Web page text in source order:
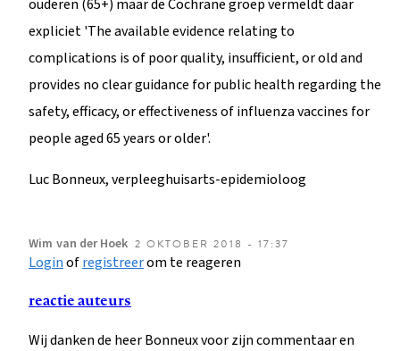
ouderen (65+) maar de Cochrane groep vermeldt daar
expliciet 'The available evidence relating to
complications is of poor quality, insufficient, or old and
provides no clear guidance for public health regarding the
safety, efficacy, or effectiveness of influenza vaccines for
people aged 65 years or older'.
Luc Bonneux, verpleeghuisarts-epidemioloog
Wim van der Hoek 2 OKTOBER 2018 - 17:37
Loginofregistreerom te reageren
reactie auteurs
Wij danken de heer Bonneux voor zijn commentaar en